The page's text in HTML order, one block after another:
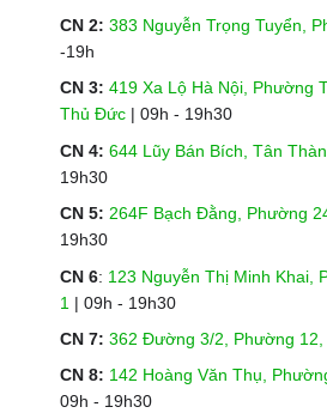
CN 2: 383 Nguyễn Trọng Tuyển,
-19h
CN 3: 419 Xa Lộ Hà Nội, Phường
Thủ Đức | 09h - 19h30
CN 4: 644 Lũy Bán Bích, Tân
19h30
CN 5: 264F Bạch Đằng, Phường
19h30
CN 6: 123 Nguyễn Thị Minh Khai,
1 | 09h - 19h30
CN 7: 362 Đường 3/2, Phường 12,
CN 8: 142 Hoàng Văn Thụ,
09h - 19h30